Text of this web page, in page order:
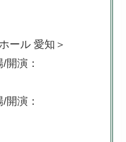
ール 愛知＞
演：
演：